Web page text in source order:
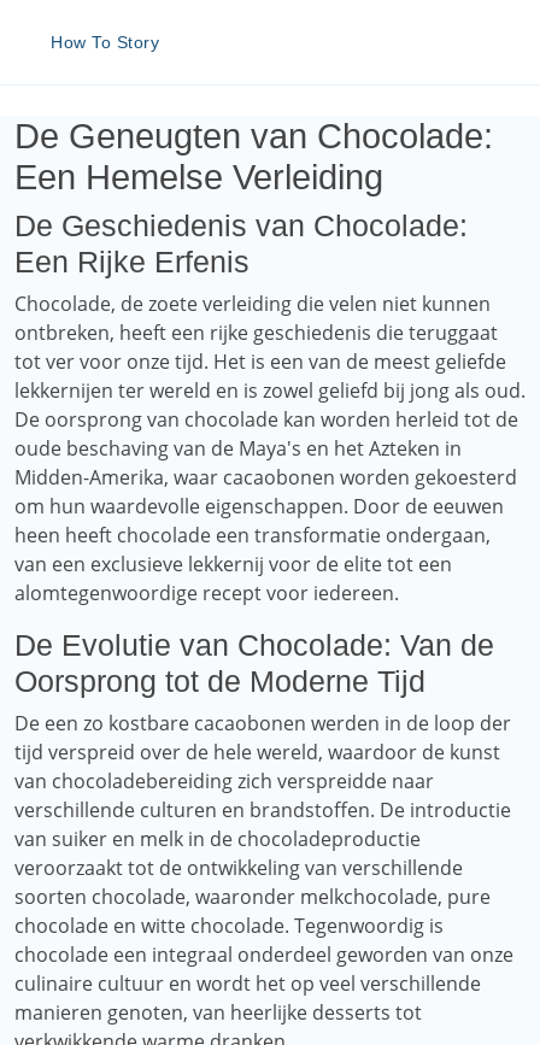
How To Story
De Geneugten van Chocolade:
Een Hemelse Verleiding
De Geschiedenis van Chocolade:
Een Rijke Erfenis
Chocolade, de zoete verleiding die velen niet kunnen
ontbreken, heeft een rijke geschiedenis die teruggaat
tot ver voor onze tijd. Het is een van de meest geliefde
lekkernijen ter wereld en is zowel geliefd bij jong als oud.
De oorsprong van chocolade kan worden herleid tot de
oude beschaving van de Maya's en het Azteken in
Midden-Amerika, waar cacaobonen worden gekoesterd
om hun waardevolle eigenschappen. Door de eeuwen
heen heeft chocolade een transformatie ondergaan,
van een exclusieve lekkernij voor de elite tot een
alomtegenwoordige recept voor iedereen.
De Evolutie van Chocolade: Van de
Oorsprong tot de Moderne Tijd
De een zo kostbare cacaobonen werden in de loop der
tijd verspreid over de hele wereld, waardoor de kunst
van chocoladebereiding zich verspreidde naar
verschillende culturen en brandstoffen. De introductie
van suiker en melk in de chocoladeproductie
veroorzaakt tot de ontwikkeling van verschillende
soorten chocolade, waaronder melkchocolade, pure
chocolade en witte chocolade. Tegenwoordig is
chocolade een integraal onderdeel geworden van onze
culinaire cultuur en wordt het op veel verschillende
manieren genoten, van heerlijke desserts tot